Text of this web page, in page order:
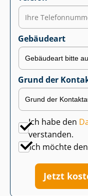
Gebäudeart
Grund der
Ich habe den
verstanden.
Ich möchte
Jetzt